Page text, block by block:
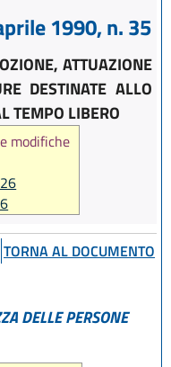
1990, n. 35
ATTUAZIONE
DESTINATE ALLO
TEMPO LIBERO
modifiche
TORNA AL DOCUMENTO
DELLE PERSONE